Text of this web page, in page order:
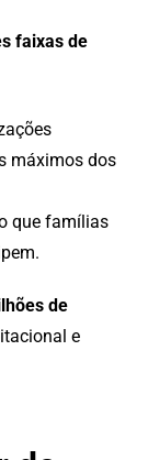
faixas de
máximos dos
que famílias
de
e